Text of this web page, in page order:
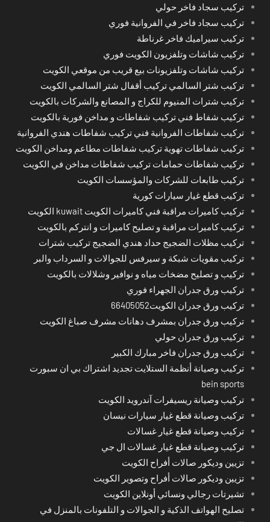
تركيب سجاد فاخر حولي
تركيب سجاد فاخر في الفروانية فوري
تركيب سيراميك فاخر غرناطة
تركيب شاشات وتلفزيون الكويت فوري
تركيب شاشات وتلفزيونات بيع قريب من موقعي الكويت
تركيب شتر السالمي تركيب أقفال شتر السالمي الكويت
تركيب شترات المنيوم للكراج و المصانع والشركات بالكويت
تركيب شفاط فني تركيب شفاطات و مداخن فورية بالكويت
تركيب شفاطات الفروانية فني تركيب شفاطات هندي الفروانية
تركيب شفاطات تهوية تركيب شفاطات مطاعم ومداخن الكويت
تركيب شفاطات حمامات تركيب شفاطات مداخن في الكويت
تركيب طابعات للشركات والمؤسسات الكويت
تركيب قطع غيار سيارات كورية
تركيب كاميرات مراقبة فني كاميرات الكويت kuwait الكويت
تركيب كاميرات مراقبة و تصليح كاميرات و انتركم بالكويت
تركيب مظلات الضجيج حداد هندي الضجيج تركيب شترات
تركيب مقويات شبكة و سيرفس للجوالات و السرداب والبر
تركيب و تصليح مضخات مياه و نوافير وشلالات بالكويت
تركيب ورق جدران الجهراء فوري
تركيب ورق جدران الكويت66405052
تركيب ورق جدران بمشرف دهانات مشرف صباغ الكويت
تركيب ورق جدران حولي
تركيب ورق جدران فاخر مبارك الكبير
تركيب وصيانة أنظمة الستلايت تجديد اشتراك بي ان سبورت
bein sports
تركيب وصيانة ريسيفرات آندرويد الكويت
تركيب وصيانة قطع غيار سيارات نيسان
تركيب وصيانة قطع غيار غسالات
تركيب وصيانة قطع غيار غسالات ال جي
تزيين وديكور صالات أفراح الكويت
تزيين وديكور صالات أفراح وتصوير الكويت
تشيرتات رجالي ونسائي أونلاين الكويت
تصليح الهواتف الذكية و الجوالات و التلفونات بالمنزل في